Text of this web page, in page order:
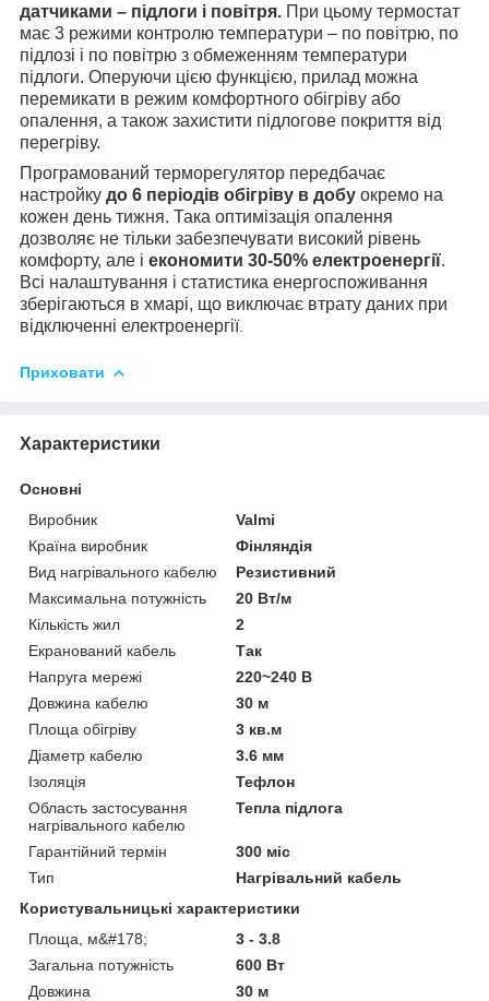
датчиками – підлоги і повітря. При цьому термостат
має 3 режими контролю температури – по повітрю, по
підлозі і по повітрю з обмеженням температури
підлоги. Оперуючи цією функцією, прилад можна
перемикати в режим комфортного обігріву або
опалення, а також захистити підлогове покриття від
перегріву.
Програмований терморегулятор передбачає
настройку до 6 періодів обігріву в добу окремо на
кожен день тижня. Така оптимізація опалення
дозволяє не тільки забезпечувати високий рівень
комфорту, але і економити 30-50% електроенергії.
Всі налаштування і статистика енергоспоживання
зберігаються в хмарі, що виключає втрату даних при
відключенні електроенергії.
Приховати
Характеристики
Основні
Виробник
Valmi
Країна виробник
Фінляндія
Вид нагрівального кабелю
Резистивний
Максимальна потужність
20 Вт/м
Кількість жил
2
Екранований кабель
Так
Напруга мережі
220~240 В
Довжина кабелю
30 м
Площа обігріву
3 кв.м
Діаметр кабелю
3.6 мм
Ізоляція
Тефлон
Область застосування
нагрівального кабелю
Тепла підлога
Гарантійний термін
300 міс
Тип
Нагрівальний кабель
Користувальницькі характеристики
Площа, м&#178;
3 - 3.8
Загальна потужність
600 Вт
Довжина
30 м